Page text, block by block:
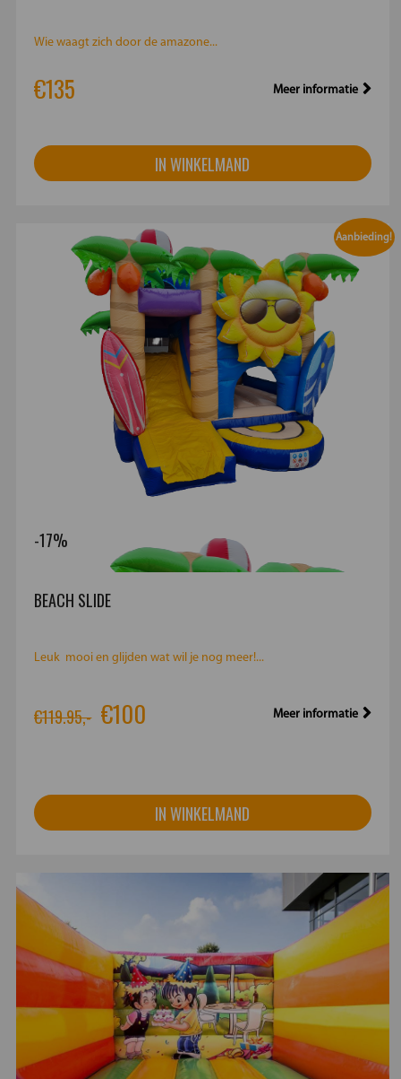
Wie waagt zich door de amazone...
€135 Meer informatie
IN WINKELMAND
Aanbieding!
-17%
BEACH SLIDE
Leuk mooi en glijden wat wil je nog meer!...
€119.95,- €100 Meer informatie
IN WINKELMAND